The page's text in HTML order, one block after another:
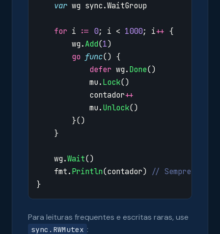
var wg sync.WaitGroup
for i := 0; i < 1000; i++ {
wg.Add(1)
go func() {
defer wg.Done()
mu.Lock()
contador++
mu.Unlock()
}()
}
wg.Wait()
fmt.Println(contador)
// Sempre 1000
}
Para leituras frequentes e escritas raras, use
sync.RWMutex :